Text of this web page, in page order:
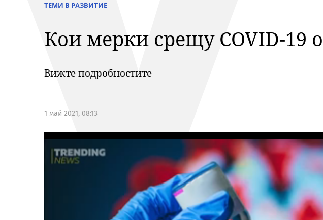
ТЕМИ В РАЗВИТИЕ
Кои мерки срещу COVID-19
Вижте подробностите
1 май 2021, 08:13